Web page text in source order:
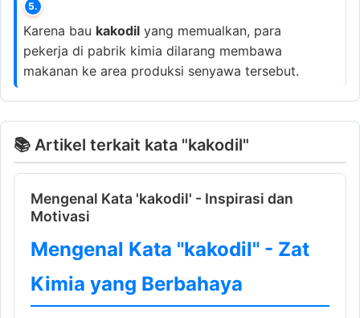
5.
Karena bau kakodil yang memualkan, para
pekerja di pabrik kimia dilarang membawa
makanan ke area produksi senyawa tersebut.
📚 Artikel terkait kata "kakodil"
Mengenal Kata 'kakodil' - Inspirasi dan
Motivasi
Mengenal Kata "kakodil" - Zat
Kimia yang Berbahaya